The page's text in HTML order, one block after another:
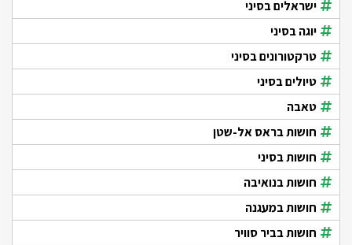
ישראלים בסיני
יוגה בסיני
טרקטורונים בסיני
טיולים בסיני
טאבה
חושות בראס אל-שטן
חושות בסיני
חושות בנואיבה
חושות במעגנה
חושות בביר סוויר